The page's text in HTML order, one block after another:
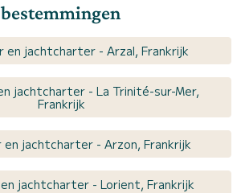
en jachtcharter - Arzal, Frankrijk
jachtcharter - La Trinité-sur-Mer,
Frankrijk
en jachtcharter - Arzon, Frankrijk
jachtcharter - Lorient, Frankrijk